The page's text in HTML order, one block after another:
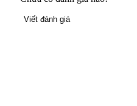
Viết đánh giá